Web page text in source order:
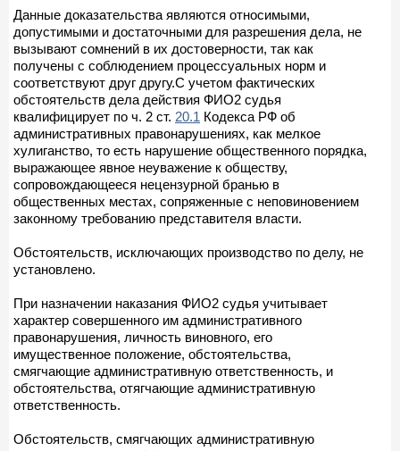
Данные доказательства являются относимыми,
допустимыми и достаточными для разрешения дела, не
вызывают сомнений в их достоверности, так как
получены с соблюдением процессуальных норм и
соответствуют друг другу.С учетом фактических
обстоятельств дела действия ФИО2 судья
квалифицирует по ч. 2 ст. 20.1 Кодекса РФ об
административных правонарушениях, как мелкое
хулиганство, то есть нарушение общественного порядка,
выражающее явное неуважение к обществу,
сопровождающееся нецензурной бранью в
общественных местах, сопряженные с неповиновением
законному требованию представителя власти.
Обстоятельств, исключающих производство по делу, не
установлено.
При назначении наказания ФИО2 судья учитывает
характер совершенного им административного
правонарушения, личность виновного, его
имущественное положение, обстоятельства,
смягчающие административную ответственность, и
обстоятельства, отягчающие административную
ответственность.
Обстоятельств, смягчающих административную